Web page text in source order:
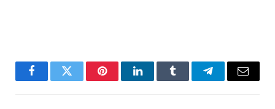
FacebookTwitter PinterestLinkedInTumblr TelegramEmail